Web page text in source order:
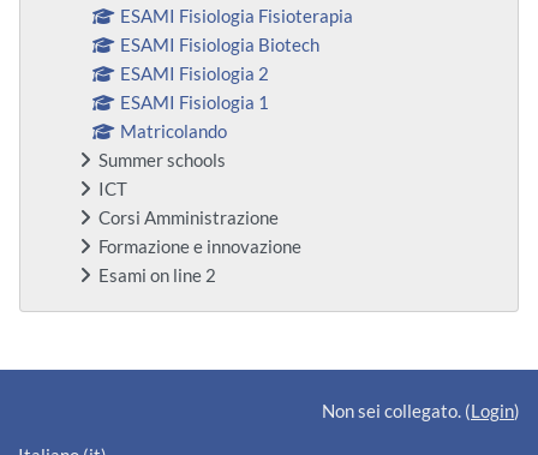
ESAMI Fisiologia Fisioterapia
ESAMI Fisiologia Biotech
ESAMI Fisiologia 2
ESAMI Fisiologia 1
Matricolando
Summer schools
ICT
Corsi Amministrazione
Formazione e innovazione
Esami on line 2
Blocchi supplementari
Non sei collegato. (Login)